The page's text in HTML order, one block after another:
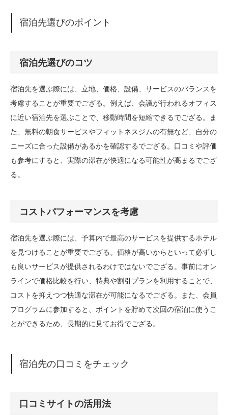
宿泊先選びのポイント
宿泊先選びのコツ
宿泊先を選ぶ際には、立地、価格、設備、サービスのバランスを
考慮することが重要でござる。例えば、会議が行われるオフィス
に近い宿泊先を選ぶことで、移動時間を短縮できるでござる。ま
た、無料の朝食サービスやフィットネスジムの有無など、自分の
ニーズに合った設備があるかを確認するでござる。口コミや評価
も参考にすると、実際の滞在が快適になる可能性が高まるでござ
る。
コストパフォーマンスを考慮
宿泊先を選ぶ際には、予算内で最高のサービスを提供するホテル
を見つけることが重要でござる。価格が高いからといって必ずし
も良いサービスが提供されるわけではないでござる。事前にオン
ラインで価格比較を行い、特典や割引プランを利用することで、
コストを抑えつつ快適な滞在が可能になるでござる。また、会員
プログラムに参加すると、ポイントを貯めて次回の宿泊に使うこ
とができるため、長期的に見てお得でござる。
宿泊先の口コミをチェック
口コミサイトの活用法